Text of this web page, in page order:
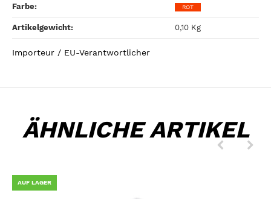
Farbe‍: ROT
Artikelgewicht‍: 0,10 Kg
Importeur / EU-Verantwortlicher
ÄHNLICHE ARTIKEL
AUF LAGER